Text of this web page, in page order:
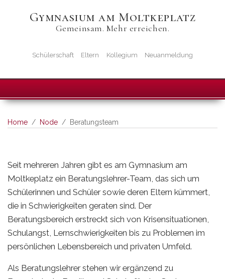
to
main
Gymnasium am Moltkeplatz
Gemeinsam. Mehr erreichen.
Startseiten-
Icons
Schülerschaft Eltern Kollegium Neuanmeldung
Home Node Beratungsteam
Seit mehreren Jahren gibt es am Gymnasium am
Moltkeplatz ein Beratungslehrer-Team, das sich um
Schülerinnen und Schüler sowie deren Eltern kümmert,
die in Schwierigkeiten geraten sind. Der
Beratungsbereich erstreckt sich von Krisensituationen,
Schulangst, Lernschwierigkeiten bis zu Problemen im
persönlichen Lebensbereich und privaten Umfeld.
Als Beratungslehrer stehen wir ergänzend zu